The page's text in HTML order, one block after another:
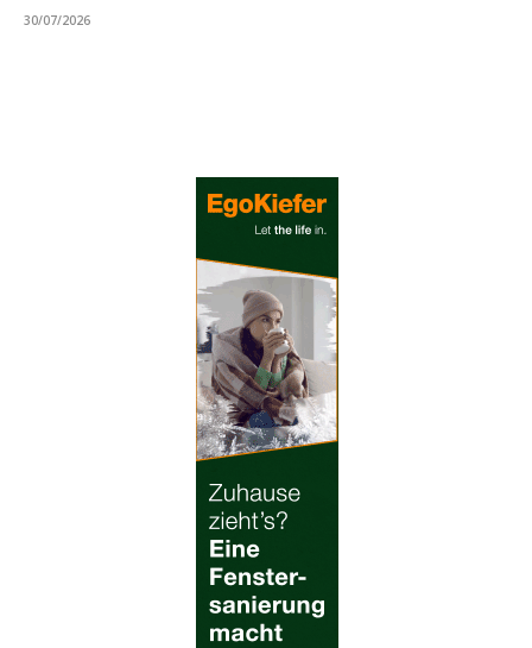
30/07/2026